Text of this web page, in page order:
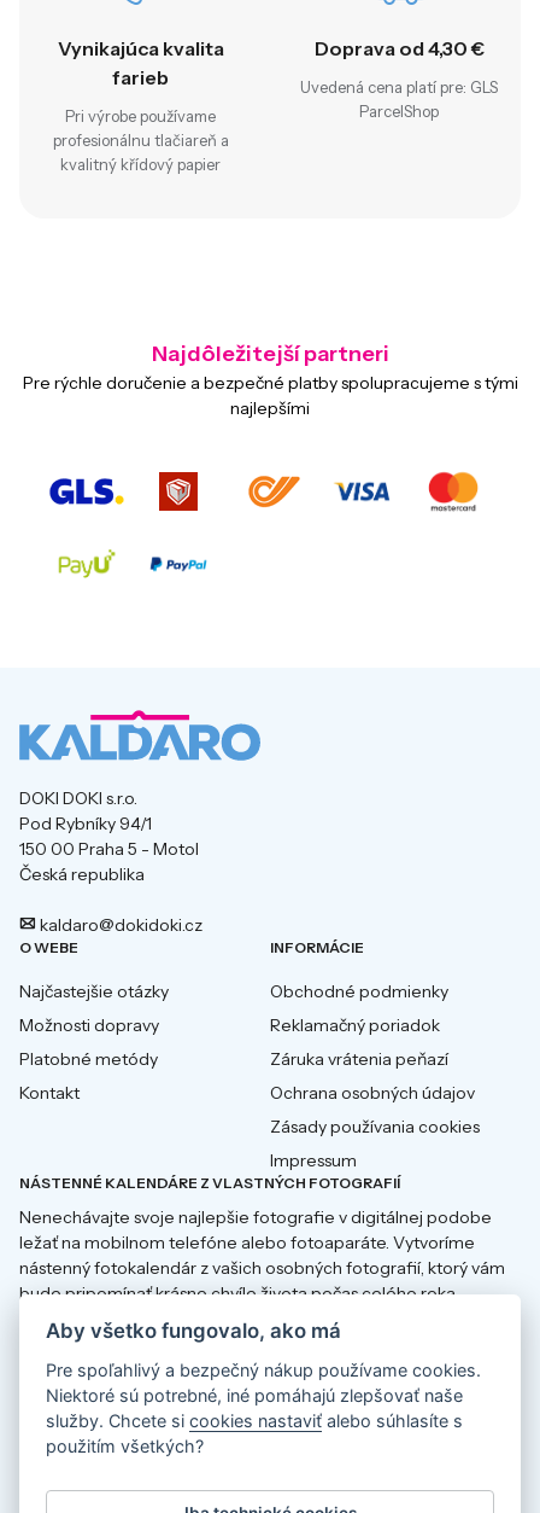
Vynikajúca kvalita
farieb
Pri výrobe používame
profesionálnu tlačiareň a
kvalitný křídový papier
Doprava od 4,30 €
Uvedená cena platí pre: GLS
ParcelShop
Najdôležitejší partneri
Pre rýchle doručenie a bezpečné platby spolupracujeme s tými
najlepšími
DOKI DOKI s.r.o.
Pod Rybníky 94/1
150 00 Praha 5 - Motol
Česká republika
kaldaro@dokidoki.cz
O WEBE
Najčastejšie otázky
Možnosti dopravy
Platobné metódy
Kontakt
INFORMÁCIE
Obchodné podmienky
Reklamačný poriadok
Záruka vrátenia peňazí
Ochrana osobných údajov
Zásady používania cookies
Impressum
NÁSTENNÉ KALENDÁRE Z VLASTNÝCH FOTOGRAFIÍ
Nenechávajte svoje najlepšie fotografie v digitálnej podobe
ležať na mobilnom telefóne alebo fotoaparáte. Vytvoríme
nástenný fotokalendár z vašich osobných fotografií, ktorý vám
bude pripomínať krásne chvíle života počas celého roka.
Fotokalendáře Fotokalender
Fotokalendáre Fotokalendarze
Aby všetko fungovalo, ako má
Pre spoľahlivý a bezpečný nákup používame cookies.
Niektoré sú potrebné, iné pomáhajú zlepšovať naše
služby. Chcete sicookies nastaviť alebo súhlasíte s
použitím všetkých?